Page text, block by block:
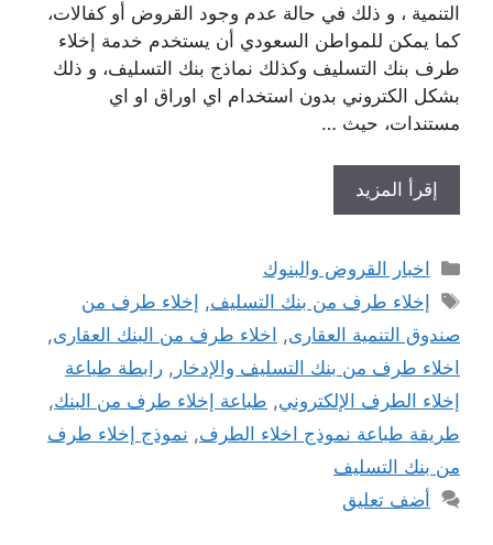
التنمية ، و ذلك في حالة عدم وجود القروض أو كفالات،
كما يمكن للمواطن السعودي أن يستخدم خدمة إخلاء
طرف بنك التسليف وكذلك نماذج بنك التسليف، و ذلك
بشكل الكتروني بدون استخدام اي اوراق او اي
مستندات، حيث …
إقرأ المزيد
التصنيفات
اخبار القروض والبنوك
الوسوم
إخلاء طرف من بنك التسليف, إخلاء طرف من
صندوق التنمية العقارى, اخلاء طرف من البنك العقارى,
اخلاء طرف من بنك التسليف والإدخار , رابطة طباعة
إخلاء الطرف الإلكتروني, طباعة إخلاء طرف من البنك,
طريقة طباعة نموذج اخلاء الطرف, نموذج إخلاء طرف
من بنك التسليف
أضف تعليق